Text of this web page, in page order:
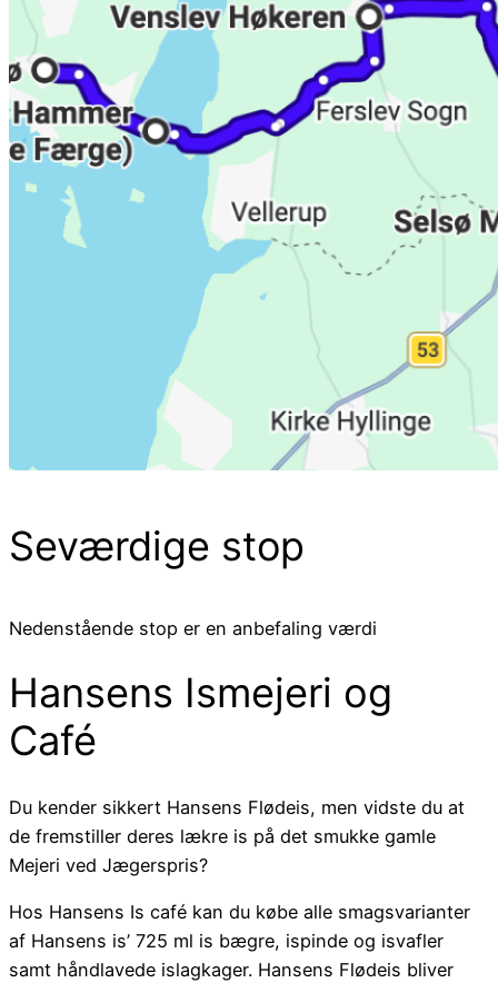
Seværdige stop
Nedenstående stop er en anbefaling værdi
Hansens Ismejeri og
Café
Du kender sikkert Hansens Flødeis, men vidste du at
de fremstiller deres lækre is på det smukke gamle
Mejeri ved Jægerspris?
Hos Hansens Is café kan du købe alle smagsvarianter
af Hansens is’ 725 ml is bægre, ispinde og isvafler
samt håndlavede islagkager. Hansens Flødeis bliver